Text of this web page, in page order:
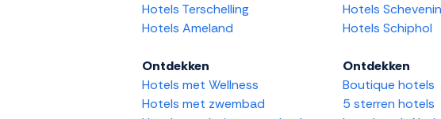
Hotels Terschelling
Hotels Ameland
Hotels
Hotels Schiphol
Ontdekken
Hotels met Wellness
Hotels met zwembad
Ontdekken
Boutique hotels
5 sterren hotels